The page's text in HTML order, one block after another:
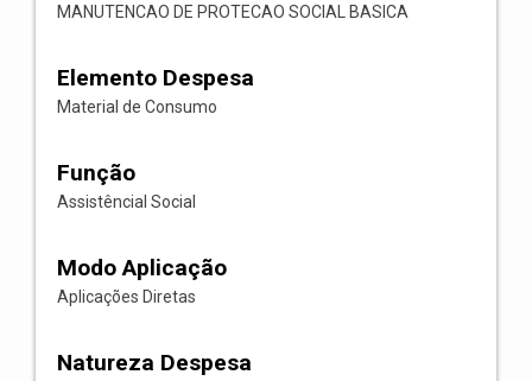
MANUTENCAO DE PROTECAO SOCIAL BASICA
Elemento Despesa
Material de Consumo
Função
Assistêncial Social
Modo Aplicação
Aplicações Diretas
Natureza Despesa